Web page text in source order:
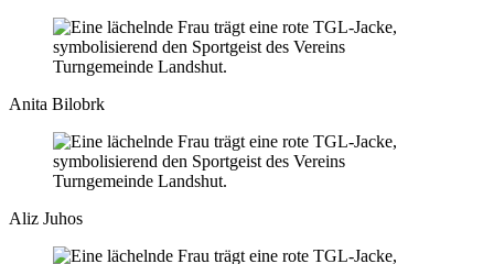
Anita Bilobrk
Aliz Juhos